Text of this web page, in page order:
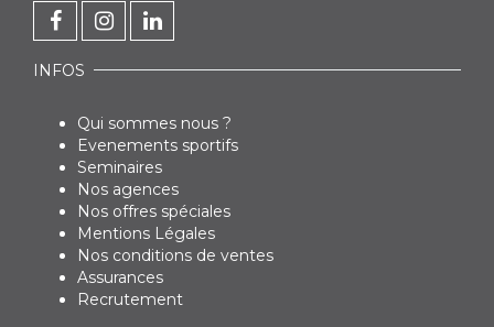
INFOS
Qui sommes nous ?
Evenements sportifs
Seminaires
Nos agences
Nos offres spéciales
Mentions Légales
Nos conditions de ventes
Assurances
Recrutement